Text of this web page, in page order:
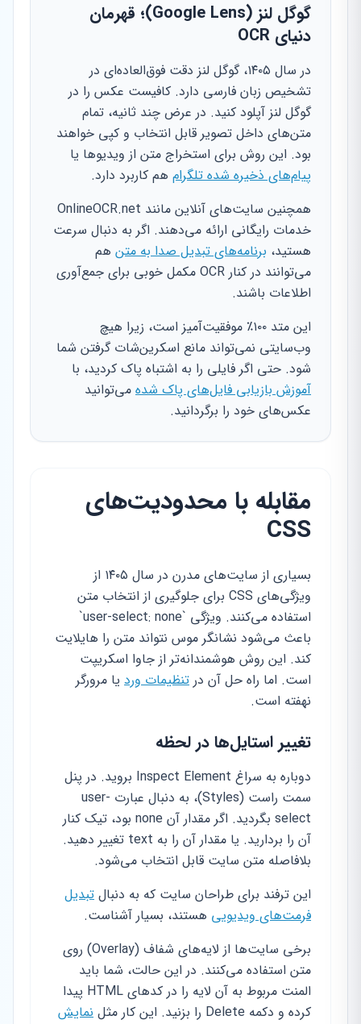
گوگل لنز (Google Lens)؛ قهرمان
دنیای OCR
در سال ۱۴۰۵، گوگل لنز دقت فوق‌العاده‌ای در
تشخیص زبان فارسی دارد. کافیست عکس را در
گوگل لنز آپلود کنید. در عرض چند ثانیه، تمام
متن‌های داخل تصویر قابل انتخاب و کپی خواهند
بود. این روش برای استخراج متن از ویدیوها یا
پیام‌های ذخیره شده تلگرام هم کاربرد دارد.
همچنین سایت‌های آنلاین مانند OnlineOCR.net
خدمات رایگانی ارائه می‌دهند. اگر به دنبال سرعت
هستید، برنامه‌های تبدیل صدا به متن هم
می‌توانند در کنار OCR مکمل خوبی برای جمع‌آوری
اطلاعات باشند.
این متد ۱۰۰٪ موفقیت‌آمیز است، زیرا هیچ
وب‌سایتی نمی‌تواند مانع اسکرین‌شات گرفتن شما
شود. حتی اگر فایلی را به اشتباه پاک کردید، با
آموزش بازیابی فایل‌های پاک شده می‌توانید
عکس‌های خود را برگردانید.
مقابله با محدودیت‌های
CSS
بسیاری از سایت‌های مدرن در سال ۱۴۰۵ از
ویژگی‌های CSS برای جلوگیری از انتخاب متن
استفاده می‌کنند. ویژگی `user-select: none`
باعث می‌شود نشانگر موس نتواند متن را هایلایت
کند. این روش هوشمندانه‌تر از جاوا اسکریپت
است. اما راه حل آن در تنظیمات ورد یا مرورگر
نهفته است.
تغییر استایل‌ها در لحظه
دوباره به سراغ Inspect Element بروید. در پنل
سمت راست (Styles)، به دنبال عبارت user-
select بگردید. اگر مقدار آن none بود، تیک کنار
آن را بردارید. یا مقدار آن را به text تغییر دهید.
بلافاصله متن سایت قابل انتخاب می‌شود.
این ترفند برای طراحان سایت که به دنبال تبدیل
فرمت‌های ویدیویی هستند، بسیار آشناست.
برخی سایت‌ها از لایه‌های شفاف (Overlay) روی
متن استفاده می‌کنند. در این حالت، شما باید
المنت مربوط به آن لایه را در کدهای HTML پیدا
کرده و دکمه Delete را بزنید. این کار مثل
نمایش